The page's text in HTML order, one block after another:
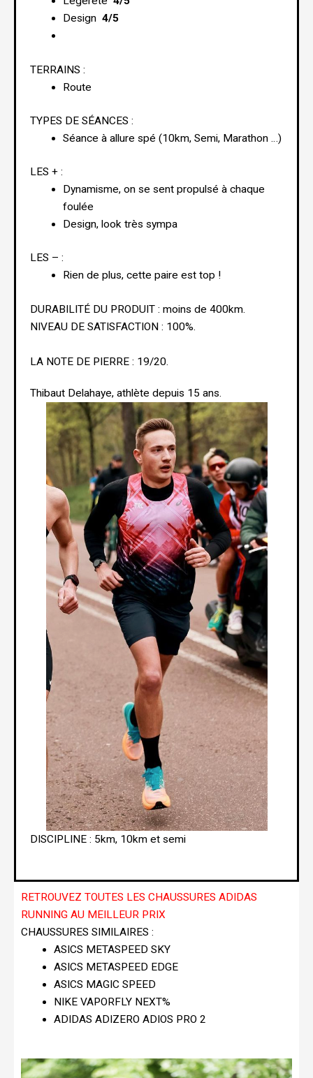
Design 4/5
TERRAINS :
Route
TYPES DE SÉANCES :
Séance à allure spé (10km, Semi, Marathon …)
LES + :
Dynamisme, on se sent propulsé à chaque
foulée
Design, look très sympa
LES – :
Rien de plus, cette paire est top !
DURABILITÉ DU PRODUIT : moins de 400km.
NIVEAU DE SATISFACTION : 100%.
LA NOTE DE PIERRE : 19/20.
Thibaut Delahaye, athlète depuis 15 ans.
DISCIPLINE : 5km, 10km et semi
RETROUVEZ TOUTES LES CHAUSSURES ADIDAS
RUNNING AU MEILLEUR PRIX
CHAUSSURES SIMILAIRES :
ASICS METASPEED SKY
ASICS METASPEED EDGE
ASICS MAGIC SPEED
NIKE VAPORFLY NEXT%
ADIDAS ADIZERO ADIOS PRO 2